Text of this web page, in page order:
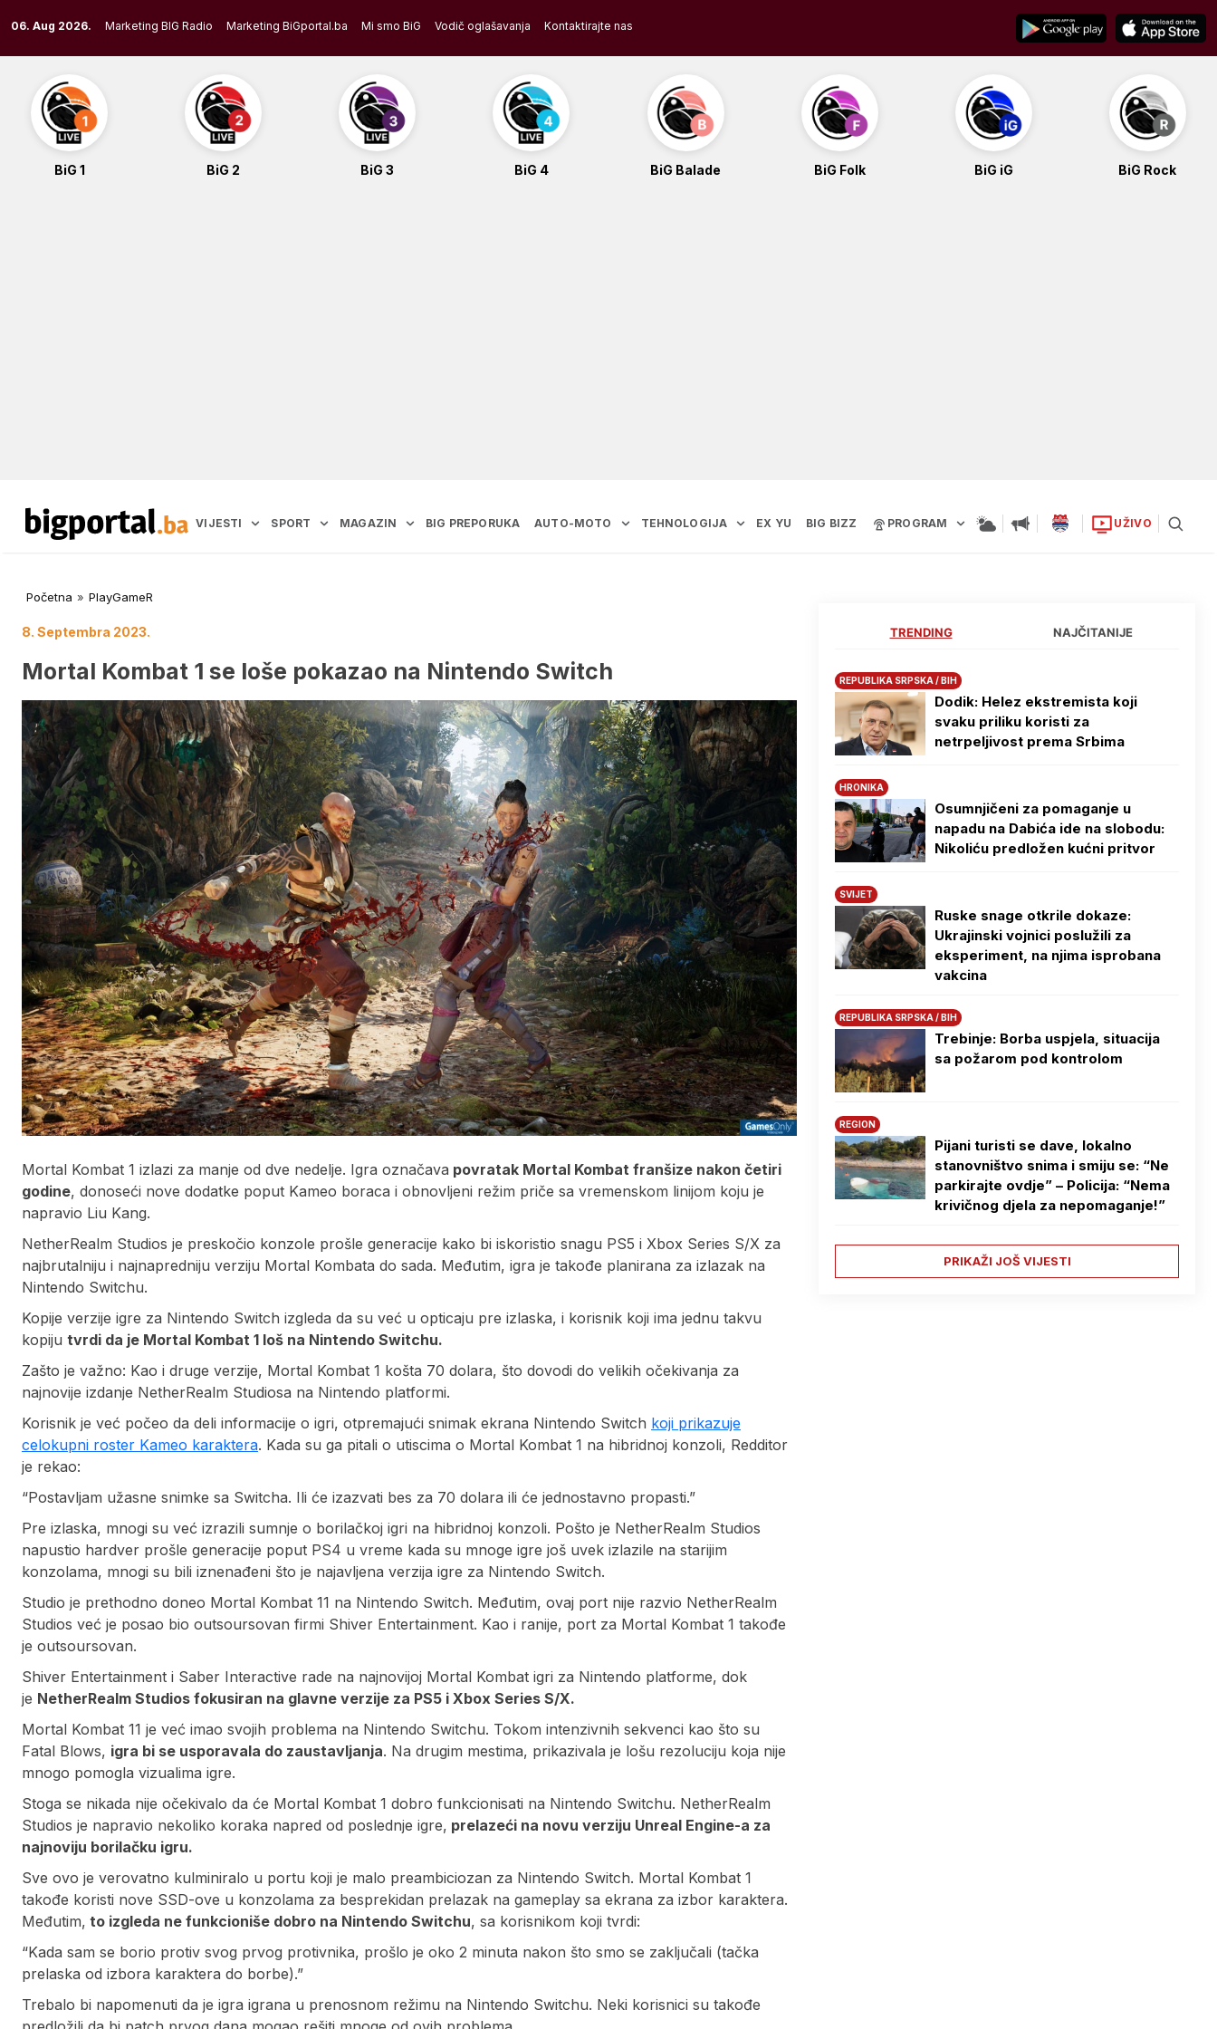
to
content
06. Aug 2026. Marketing BIG Radio Marketing BiGportal.ba Mi smo BiG Vodič oglašavanja Kontaktirajte nas
BiG 1 BiG 2 BiG 3 BiG 4 BiG Balade BiG Folk BiG iG BiG Rock
VIJESTI SPORT MAGAZIN BIG PREPORUKA AUTO-MOTO TEHNOLOGIJA EX YU BIG BIZZ PROGRAM UŽIVO
Početna » PlayGameR
8. Septembra 2023.
Mortal Kombat 1 se loše pokazao na Nintendo Switch
Mortal Kombat 1 izlazi za manje od dve nedelje. Igra označava povratak Mortal Kombat franšize nakon četiri
godine, donoseći nove dodatke poput Kameo boraca i obnovljeni režim priče sa vremenskom linijom koju je
napravio Liu Kang.
NetherRealm Studios je preskočio konzole prošle generacije kako bi iskoristio snagu PS5 i Xbox Series S/X za
najbrutalniju i najnapredniju verziju Mortal Kombata do sada. Međutim, igra je takođe planirana za izlazak na
Nintendo Switchu.
Kopije verzije igre za Nintendo Switch izgleda da su već u opticaju pre izlaska, i korisnik koji ima jednu takvu
kopiju tvrdi da je Mortal Kombat 1 loš na Nintendo Switchu.
Zašto je važno: Kao i druge verzije, Mortal Kombat 1 košta 70 dolara, što dovodi do velikih očekivanja za
najnovije izdanje NetherRealm Studiosa na Nintendo platformi.
Korisnik je već počeo da deli informacije o igri, otpremajući snimak ekrana Nintendo Switch koji prikazuje
celokupni roster Kameo karaktera. Kada su ga pitali o utiscima o Mortal Kombat 1 na hibridnoj konzoli, Redditor
je rekao:
“Postavljam užasne snimke sa Switcha. Ili će izazvati bes za 70 dolara ili će jednostavno propasti.”
Pre izlaska, mnogi su već izrazili sumnje o borilačkoj igri na hibridnoj konzoli. Pošto je NetherRealm Studios
napustio hardver prošle generacije poput PS4 u vreme kada su mnoge igre još uvek izlazile na starijim
konzolama, mnogi su bili iznenađeni što je najavljena verzija igre za Nintendo Switch.
Studio je prethodno doneo Mortal Kombat 11 na Nintendo Switch. Međutim, ovaj port nije razvio NetherRealm
Studios već je posao bio outsoursovan firmi Shiver Entertainment. Kao i ranije, port za Mortal Kombat 1 takođe
je outsoursovan.
Shiver Entertainment i Saber Interactive rade na najnovijoj Mortal Kombat igri za Nintendo platforme, dok
je NetherRealm Studios fokusiran na glavne verzije za PS5 i Xbox Series S/X.
Mortal Kombat 11 je već imao svojih problema na Nintendo Switchu. Tokom intenzivnih sekvenci kao što su
Fatal Blows, igra bi se usporavala do zaustavljanja. Na drugim mestima, prikazivala je lošu rezoluciju koja nije
mnogo pomogla vizualima igre.
Stoga se nikada nije očekivalo da će Mortal Kombat 1 dobro funkcionisati na Nintendo Switchu. NetherRealm
Studios je napravio nekoliko koraka napred od poslednje igre, prelazeći na novu verziju Unreal Engine-a za
najnoviju borilačku igru.
Sve ovo je verovatno kulminiralo u portu koji je malo preambiciozan za Nintendo Switch. Mortal Kombat 1
takođe koristi nove SSD-ove u konzolama za besprekidan prelazak na gameplay sa ekrana za izbor karaktera.
Međutim, to izgleda ne funkcioniše dobro na Nintendo Switchu, sa korisnikom koji tvrdi:
“Kada sam se borio protiv svog prvog protivnika, prošlo je oko 2 minuta nakon što smo se zaključali (tačka
prelaska od izbora karaktera do borbe).”
Trebalo bi napomenuti da je igra igrana u prenosnom režimu na Nintendo Switchu. Neki korisnici su takođe
TRENDING NAJČITANIJE
REPUBLIKA SRPSKA / BIH
Dodik: Helez ekstremista koji
svaku priliku koristi za
netrpeljivost prema Srbima
HRONIKA
Osumnjičeni za pomaganje u
napadu na Dabića ide na slobodu:
Nikoliću predložen kućni pritvor
SVIJET
Ruske snage otkrile dokaze:
Ukrajinski vojnici poslužili za
eksperiment, na njima isprobana
vakcina
REPUBLIKA SRPSKA / BIH
Trebinje: Borba uspjela, situacija
sa požarom pod kontrolom
REGION
Pijani turisti se dave, lokalno
stanovništvo snima i smiju se: “Ne
parkirajte ovdje” – Policija: “Nema
krivičnog djela za nepomaganje!”
PRIKAŽI JOŠ VIJESTI